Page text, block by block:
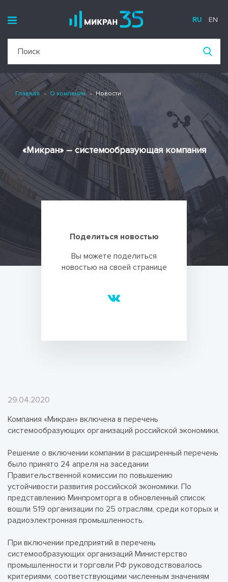
RU EN
«Микран» – системообразующая компания
Поделиться новостью
Вы можете поделиться
новостью на своей странице
Главная О компании Новости
29.04.2020
Компания «Микран» включена в перечень
системообразующих организаций российской экономики.
Решение о включении компании в расширенный перечень
было принято 24 апреля на заседании
Правительственной комиссии по повышению
устойчивости развития российской экономики. По
представлению Минпромторга в обновленный список
вошли 519 организации по 25 отраслям, среди которых и
радиоэлектронная промышленность.
При включении предприятий в перечень
системообразующих организаций Министерство
промышленности и торговли РФ руководствовалось
критериями, соответствующими численным значениям